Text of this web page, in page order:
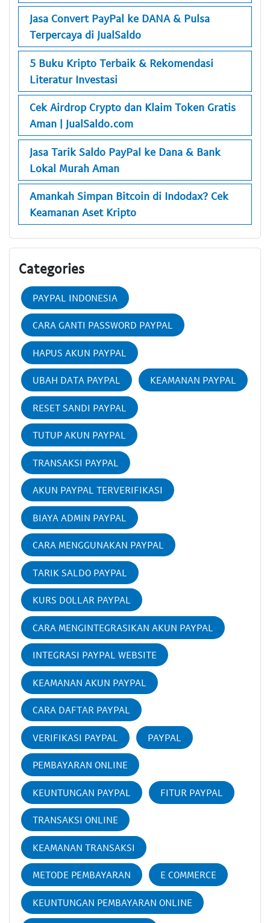
Jasa Convert PayPal ke DANA & Pulsa
Terpercaya di JualSaldo
5 Buku Kripto Terbaik & Rekomendasi
Literatur Investasi
Cek Airdrop Crypto dan Klaim Token Gratis
Aman | JualSaldo.com
Jasa Tarik Saldo PayPal ke Dana & Bank
Lokal Murah Aman
Amankah Simpan Bitcoin di Indodax? Cek
Keamanan Aset Kripto
Categories
PAYPAL INDONESIA
CARA GANTI PASSWORD PAYPAL
HAPUS AKUN PAYPAL
UBAH DATA PAYPAL KEAMANAN PAYPAL
RESET SANDI PAYPAL
TUTUP AKUN PAYPAL
TRANSAKSI PAYPAL
AKUN PAYPAL TERVERIFIKASI
BIAYA ADMIN PAYPAL
CARA MENGGUNAKAN PAYPAL
TARIK SALDO PAYPAL
KURS DOLLAR PAYPAL
CARA MENGINTEGRASIKAN AKUN PAYPAL
INTEGRASI PAYPAL WEBSITE
KEAMANAN AKUN PAYPAL
CARA DAFTAR PAYPAL
VERIFIKASI PAYPAL PAYPAL
PEMBAYARAN ONLINE
KEUNTUNGAN PAYPAL FITUR PAYPAL
TRANSAKSI ONLINE
KEAMANAN TRANSAKSI
METODE PEMBAYARAN E COMMERCE
KEUNTUNGAN PEMBAYARAN ONLINE